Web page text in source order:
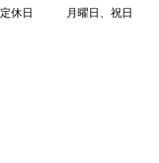
定休日 月曜日、祝日